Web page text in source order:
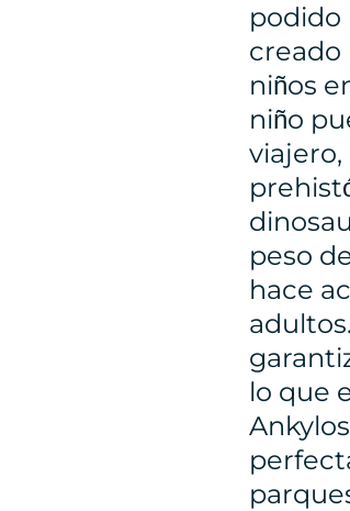
podido
creado
niños
niño
peso
hace
lo que